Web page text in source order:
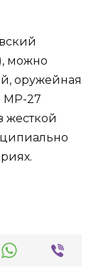
можно
оружейная
МР-27
жесткой